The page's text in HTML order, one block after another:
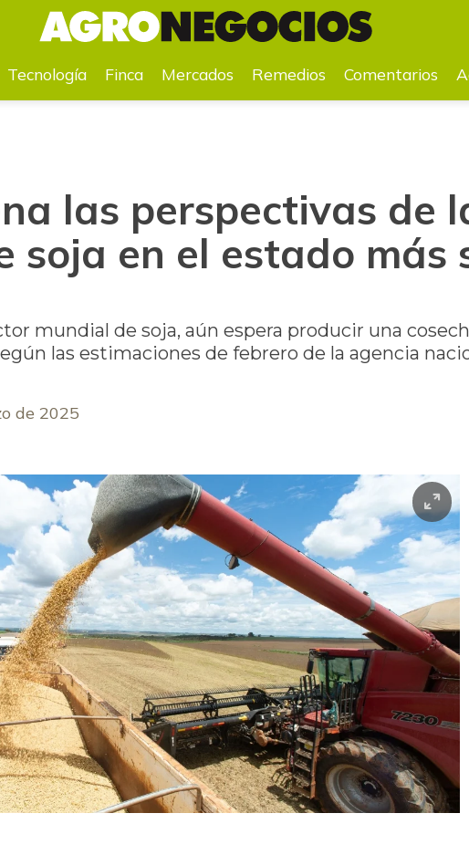
soja en el estado más sureño de Brasil
Tecnología Finca Mercados Remedios Comentarios
las perspectivas de
soja en el estado más
mundial de soja, aún espera producir una
las estimaciones de febrero de la agencia
de 2025